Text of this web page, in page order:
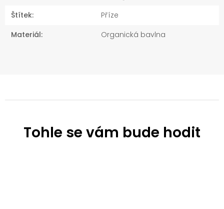
Štítek:
Příze
Materiál: Organická bavlna